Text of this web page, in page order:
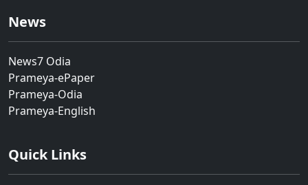
News
News7 Odia
Prameya-ePaper
Prameya-Odia
Prameya-English
Quick Links